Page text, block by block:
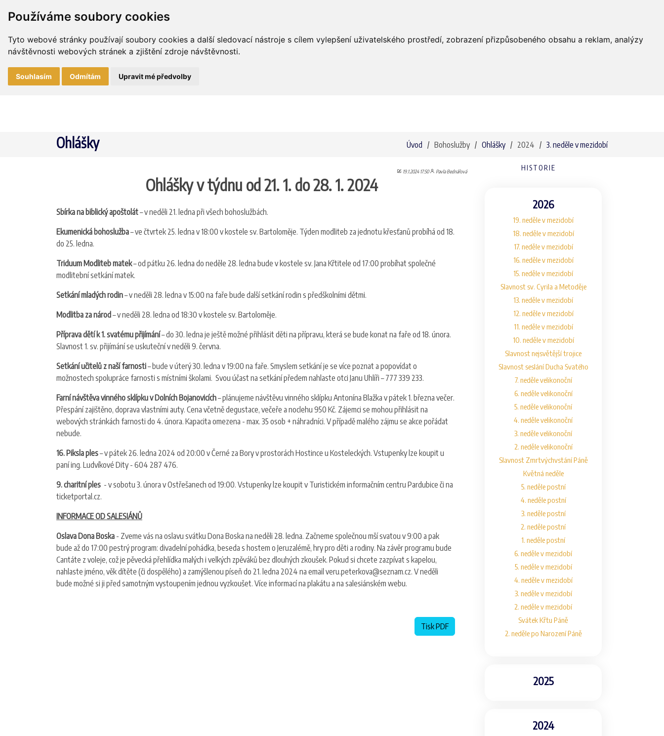
Používáme soubory cookies
Tyto webové stránky používají soubory cookies a další sledovací nástroje s cílem vylepšení uživatelského prostředí, zobrazení přizpůsobeného obsahu a reklam, analýzy
návštěvnosti webových stránek a zjištění zdroje návštěvnosti.
Souhlasím Odmítám Upravit mé předvolby
Ohlášky Úvod Bohoslužby Ohlášky 2024 3. neděle v mezidobí
19.1.2024 17:50 Pavla Bednářová
Ohlášky v týdnu od 21. 1. do 28. 1. 2024
Sbírka na biblický apoštolát– v neděli 21. ledna při všech bohoslužbách.
Ekumenická bohoslužba– ve čtvrtek 25. ledna v 18:00 v kostele sv. Bartoloměje. Týden modliteb za jednotu křesťanů probíhá od 18.
do 25. ledna.
Triduum Modliteb matek– od pátku 26. ledna do neděle 28. ledna bude v kostele sv. Jana Křtitele od 17:00 probíhat společné
modlitební setkání matek.
Setkání mladých rodin– v neděli 28. ledna v 15:00 na faře bude další setkání rodin s předškolními dětmi.
Modlitba za národ – v neděli 28. ledna od 18:30 v kostele sv. Bartoloměje.
Příprava dětí k 1. svatému přijímání– do 30. ledna je ještě možné přihlásit děti na přípravu, která se bude konat na faře od 18. února.
Slavnost 1. sv. přijímání se uskuteční v neděli 9. června.
Setkání učitelů z naší farnosti– bude v úterý 30. ledna v 19:00 na faře. Smyslem setkání je se více poznat a popovídat o
možnostech spolupráce farnosti s místními školami. Svou účast na setkání předem nahlaste otci Janu Uhlíři – 777 339 233.
Farní návštěva vinného sklípku v Dolních Bojanovicích– plánujeme návštěvu vinného sklípku Antonína Blažka v pátek 1. března večer.
Přespání zajištěno, doprava vlastními auty. Cena včetně degustace, večeře a noclehu 950 Kč. Zájemci se mohou přihlásit na
webových stránkách farnosti do 4. února. Kapacita omezena - max. 35 osob + náhradníci. V případě malého zájmu se akce pořádat
nebude.
16. Piksla ples– v pátek 26. ledna 2024 od 20:00 v Černé za Bory v prostorách Hostince u Kosteleckých. Vstupenky lze koupit u
paní ing. Ludvíkové Dity - 604 287 476.
9. charitní ples - v sobotu 3. února v Ostřešanech od 19:00. Vstupenky lze koupit v Turistickém informačním centru Pardubice či na
ticketportal.cz.
INFORMACE OD SALESIÁNŮ
Oslava Dona Boska - Zveme vás na oslavu svátku Dona Boska na neděli 28. ledna. Začneme společnou mší svatou v 9:00 a pak
bude až do 17:00 pestrý program: divadelní pohádka, beseda s hostem o Jeruzalémě, hry pro děti a rodiny. Na závěr programu bude
Cantáte z voleje, což je pěvecká přehlídka malých i velkých zpěváků bez dlouhých zkoušek. Pokud si chcete zazpívat s kapelou,
nahlaste jméno, věk dítěte (či dospělého) a zamýšlenou píseň do 21. ledna 2024 na email veru.peterkova@seznam.cz. V neděli
bude možné si ji před samotným vystoupením jednou vyzkoušet. Více informací na plakátu a na salesiánském webu.
Tisk PDF
HISTORIE
2026
19. neděle v mezidobí
18. neděle v mezidobí
17. neděle v mezidobí
16. neděle v mezidobí
15. neděle v mezidobí
Slavnost sv. Cyrila a Metoděje
13. neděle v mezidobí
12. neděle v mezidobí
11. neděle v mezidobí
10. neděle v mezidobí
Slavnost nejsvětější trojice
Slavnost seslání Ducha Svatého
7. neděle velikonoční
6. neděle velikonoční
5. neděle velikonoční
4. neděle velikonoční
3. neděle velikonoční
2. neděle velikonoční
Slavnost Zmrtvýchvstání Páně
Květná neděle
5. neděle postní
4. neděle postní
3. neděle postní
2. neděle postní
1. neděle postní
6. neděle v mezidobí
5. neděle v mezidobí
4. neděle v mezidobí
3. neděle v mezidobí
2. neděle v mezidobí
Svátek Křtu Páně
2. neděle po Narození Páně
2025
2024